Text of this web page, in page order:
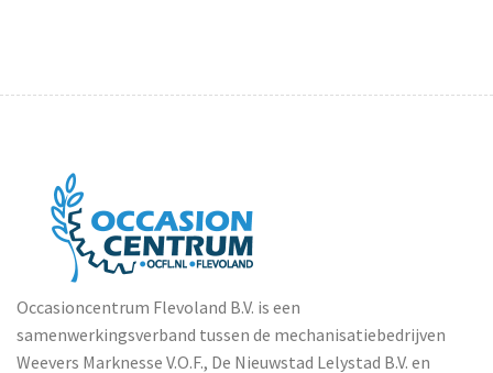
Occasioncentrum Flevoland B.V. is een
samenwerkingsverband tussen de mechanisatiebedrijven
Weevers Marknesse V.O.F., De Nieuwstad Lelystad B.V. en